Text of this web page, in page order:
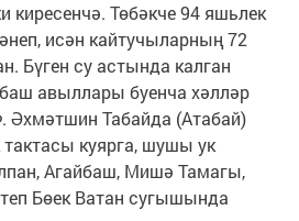
киресенчә. Төбәкче 94 яшьлек
исән кайтучыларның 72
Бүген су астында калган
авыллары буенча хәлләр
Әхмәтшин Табайда (Атабай)
тактасы куярга, шушы ук
Агайбаш, Мишә Тамагы,
Бөек Ватан сугышында